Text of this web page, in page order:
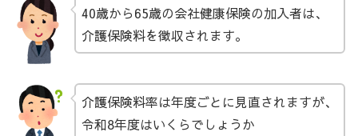
40歳から65歳の会社健康保険の加入者は、
介護保険料を徴収されます。
介護保険料率は年度ごとに見直されますが、
令和8年度はいくらでしょうか